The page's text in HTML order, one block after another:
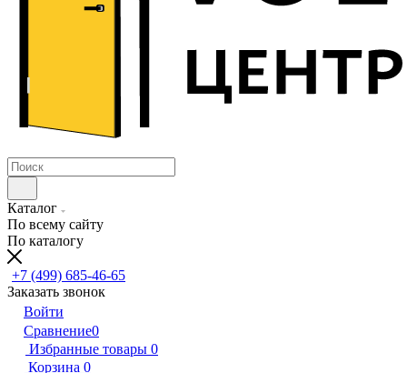
Каталог
По всему сайту
По каталогу
+7 (499) 685-46-65
Заказать звонок
Войти
Сравнение0
Избранные товары 0
Корзина 0